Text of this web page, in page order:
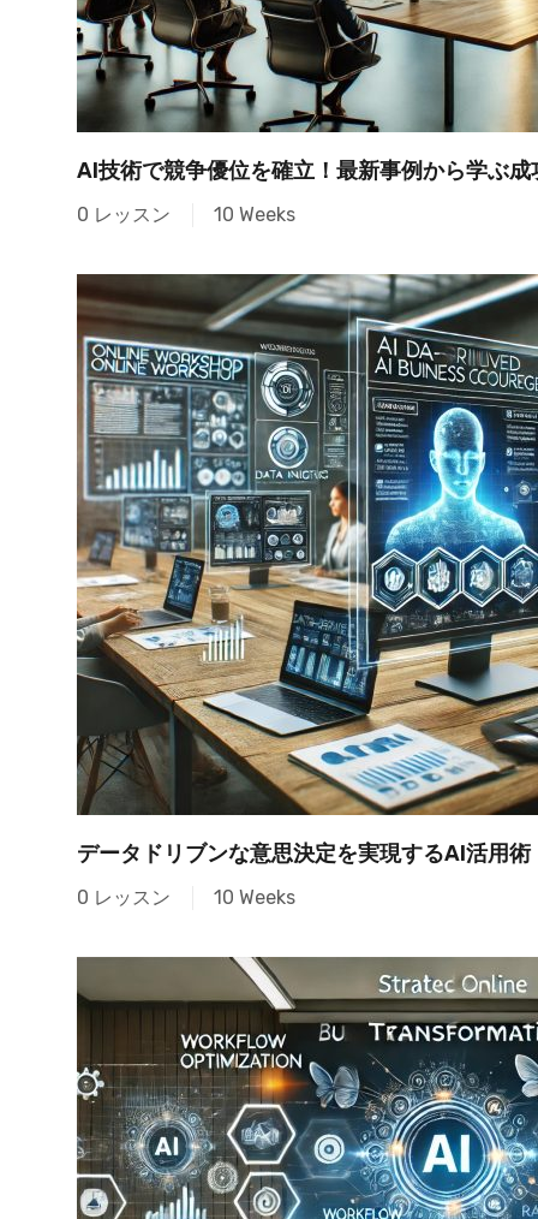
AI技術で競争優位を確立！最新事例から学ぶ成
0 レッスン 10 Weeks
データドリブンな意思決定を実現するAI活用術
0 レッスン 10 Weeks